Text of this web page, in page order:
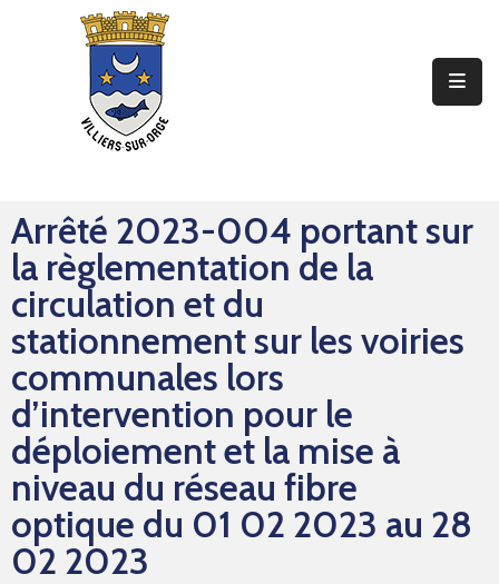
Mes
Sorties
Mes
Démarches
Contact
Arrêté 2023-004 portant sur
la règlementation de la
circulation et du
stationnement sur les voiries
communales lors
d’intervention pour le
déploiement et la mise à
niveau du réseau fibre
optique du 01 02 2023 au 28
02 2023